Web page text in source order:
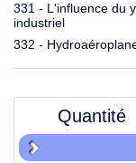
331 - L'influence du
industriel
332 -
Quantité